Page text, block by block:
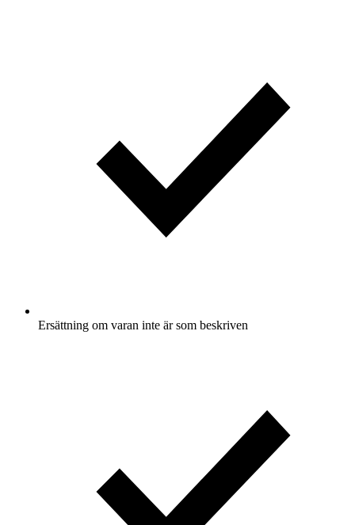
Ersättning om varan inte är som beskriven